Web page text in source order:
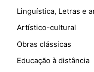
Linguística, Letras e
Artístico-cultural
Obras clássicas
Educação à distância